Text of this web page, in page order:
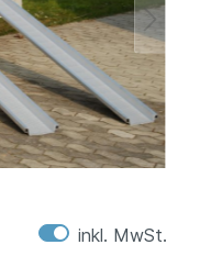
inkl. MwSt.